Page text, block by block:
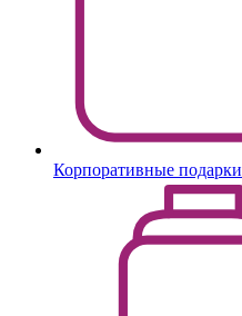
Корпоративные подарки